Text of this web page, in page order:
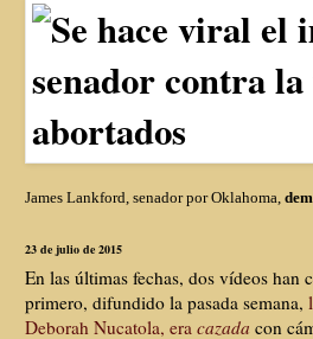
James Lankford, senador por Oklahoma,
23 de julio de 2015
En las últimas fechas, dos vídeos han
primero, difundido la pasada semana,
Deborah Nucatola, era cazada con